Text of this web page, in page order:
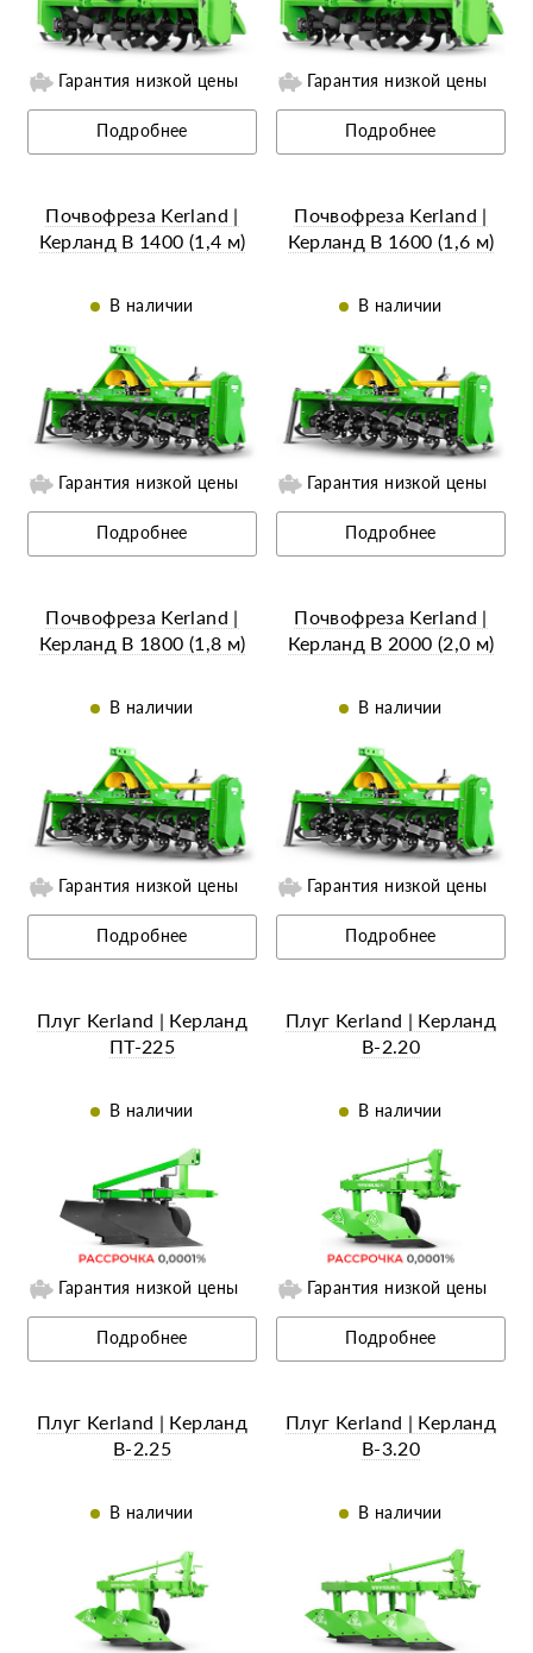
Ещё 7 фотографий Ещё 7 фотографий
Ещё 7 фотографий
Гарантия низкой цены
Подробнее
Ещё 7 фотографий
Гарантия низкой цены
Подробнее
Почвофреза Kerland |
Керланд B 1400 (1,4 м)
В наличии
Ещё 8 фотографий
Гарантия низкой цены
Подробнее
Почвофреза Kerland |
Керланд B 1600 (1,6 м)
В наличии
Ещё 7 фотографий
Гарантия низкой цены
Подробнее
Почвофреза Kerland |
Керланд B 1800 (1,8 м)
В наличии
Ещё 6 фотографий
Гарантия низкой цены
Подробнее
Почвофреза Kerland |
Керланд B 2000 (2,0 м)
В наличии
Ещё 9 фотографий
Гарантия низкой цены
Подробнее
Плуг Kerland | Керланд
ПТ-225
В наличии
Гарантия низкой цены
Подробнее
Плуг Kerland | Керланд
B-2.20
В наличии
Гарантия низкой цены
Подробнее
Плуг Kerland | Керланд
B-2.25
В наличии
Плуг Kerland | Керланд
B-3.20
В наличии